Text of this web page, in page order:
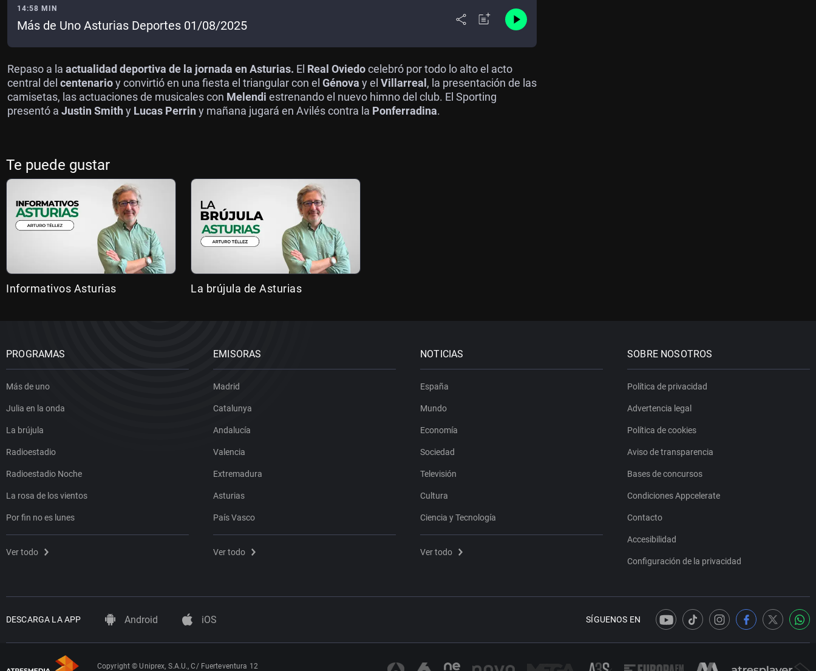
14:58 MIN
Más de Uno Asturias Deportes 01/08/2025
Repaso a la actualidad deportiva de la jornada en Asturias. El Real Oviedocelebró por todo lo alto el acto
central del centenarioy convirtió en una fiesta el triangular con el Génova y el Villarreal, la presentación de las
camisetas, las actuaciones de musicales con Melendi estrenando el nuevo himno del club. El Sporting
presentó a Justin Smithy Lucas Perriny mañana jugará en Avilés contra la Ponferradina.
Te puede gustar
Informativos Asturias La brújula de Asturias
PROGRAMAS
Más de uno
Julia en la onda
La brújula
Radioestadio
Radioestadio Noche
La rosa de los vientos
Por fin no es lunes
Ver todo
EMISORAS
Madrid
Catalunya
Andalucía
Valencia
Extremadura
Asturias
País Vasco
Ver todo
NOTICIAS
España
Mundo
Economía
Sociedad
Televisión
Cultura
Ciencia y Tecnología
Ver todo
SOBRE NOSOTROS
Política de privacidad
Advertencia legal
Política de cookies
Aviso de transparencia
Bases de concursos
Condiciones Appcelerate
Contacto
Accesibilidad
Configuración de la privacidad
DESCARGA LA APP Android iOS SÍGUENOS EN
Copyright © Uniprex, S.A.U., C/ Fuerteventura 12